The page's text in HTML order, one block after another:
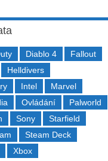
Diablo 4
Fallout
Helldivers
Intel
Marvel
Ovládání
Palworld
Sony
Starfield
Steam Deck
Xbox